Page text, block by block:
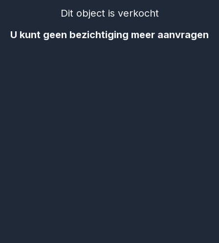
Dit object is verkocht
U kunt geen bezichtiging meer aanvragen